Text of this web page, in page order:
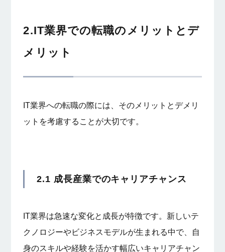
2.IT業界での転職のメリットとデ
メリット
IT業界への転職の際には、そのメリットとデメリ
ットを考慮することが大切です。
2.1 成長産業でのキャリアチャンス
IT業界は急速な変化と成長が特徴です。新しいテ
クノロジーやビジネスモデルが生まれる中で、自
身のスキルや経験を活かす幅広いキャリアチャン